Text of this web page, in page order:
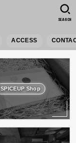
ACCESS
SEARCH
SPICEUP Shop